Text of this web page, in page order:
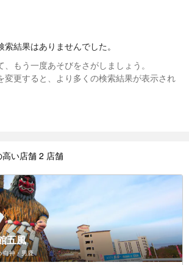
結果はありませんでした。
もう一度あそびをさがしましょう。
変更すると、より多くの検索結果が表示され
い店舗 2 店舗
五風
白神・男鹿